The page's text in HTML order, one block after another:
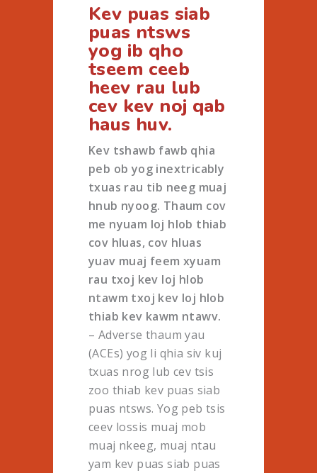
Kev puas siab
puas ntsws
yog ib qho
tseem ceeb
heev rau lub
cev kev noj qab
haus huv.
Kev tshawb fawb qhia
peb ob yog inextricably
txuas rau tib neeg muaj
hnub nyoog. Thaum cov
me nyuam loj hlob thiab
cov hluas, cov hluas
yuav muaj feem xyuam
rau txoj kev loj hlob
ntawm txoj kev loj hlob
thiab kev kawm ntawv.
– Adverse thaum yau
(ACEs) yog li qhia siv kuj
txuas nrog lub cev tsis
zoo thiab kev puas siab
puas ntsws. Yog peb tsis
ceev lossis muaj mob
muaj nkeeg, muaj ntau
yam kev puas siab puas